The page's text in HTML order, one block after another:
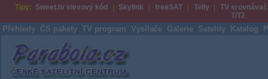
Tipy: Sweet.tv slevový kód Skylink freeSAT Telly
TV srovnávač
T/T2
Přehledy ČS pakety TV program Vysílače Galerie Satelity Katalog
Parabola.cz